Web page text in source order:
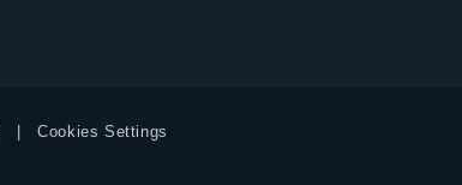
Cookies Settings